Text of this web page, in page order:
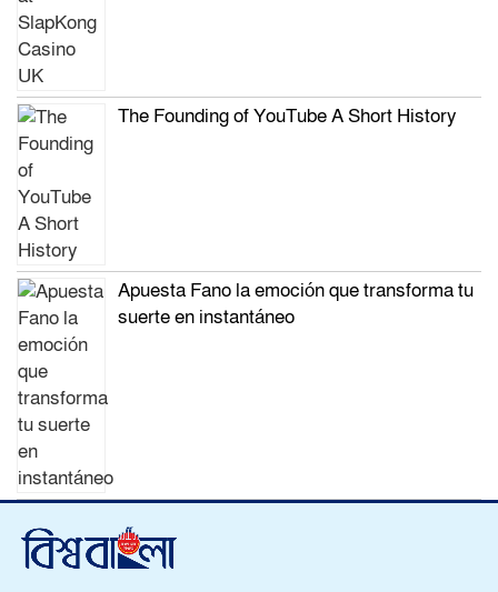
The Founding of YouTube A Short History
Apuesta Fano la emoción que transforma tu
suerte en instantáneo